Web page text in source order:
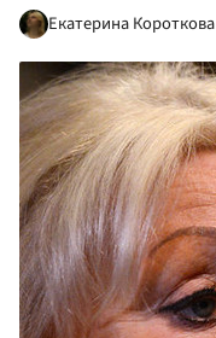
Екатерина Короткова